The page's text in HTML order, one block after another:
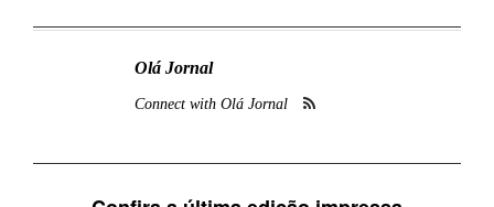
Olá Jornal
Connect with Olá Jornal